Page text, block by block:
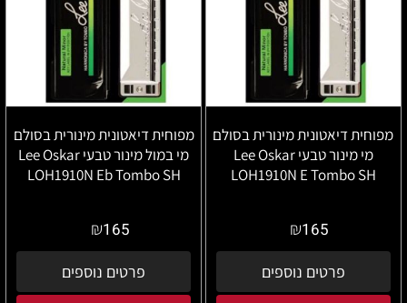
מפוחית דיאטונית מינורית בסולם
מי מינור טבעי Lee Oskar
LOH1910N E Tombo SH
₪165
פרטים נוספים
מפוחית דיאטונית מינורית בסולם
מי במול מינור טבעי Lee Oskar
LOH1910N Eb Tombo SH
₪165
פרטים נוספים